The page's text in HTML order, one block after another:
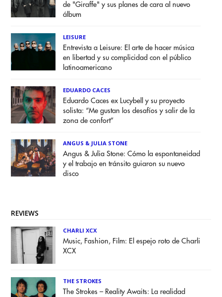
de "Giraffe" y sus planes de cara al nuevo
álbum
LEISURE
Entrevista a Leisure: El arte de hacer música
en libertad y su complicidad con el público
latinoamericano
EDUARDO CACES
Eduardo Caces ex Lucybell y su proyecto
solista: “Me gustan los desafíos y salir de la
zona de confort”
ANGUS & JULIA STONE
Angus & Julia Stone: Cómo la espontaneidad
y el trabajo en tránsito guiaron su nuevo
disco
REVIEWS
CHARLI XCX
Music, Fashion, Film: El espejo roto de Charli
XCX
THE STROKES
The Strokes – Reality Awaits: La realidad